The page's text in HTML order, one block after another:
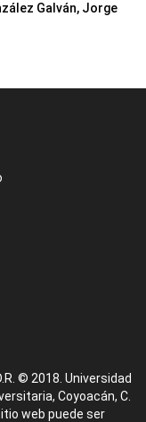
Galván, Jorge
© 2018. Universidad
Coyoacán, C.
web puede ser